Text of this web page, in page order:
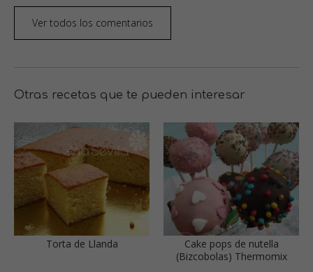
Ver todos los comentarios
Otras recetas que te pueden interesar
Torta de Llanda
Cake pops de nutella
(Bizcobolas) Thermomix